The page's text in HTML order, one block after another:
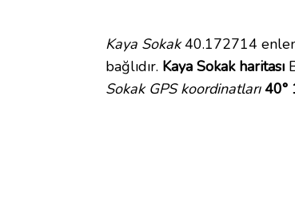
Kaya Sokak40.172714
bağlıdır. Kaya Sokak haritası
Sokak GPS koordinatları 40°